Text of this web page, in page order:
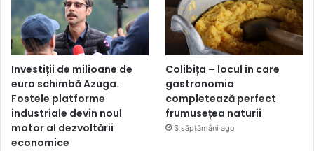
Investiții de milioane de
euro schimbă Azuga.
Fostele platforme
industriale devin noul
motor al dezvoltării
economice
Colibița – locul în care
gastronomia
completează perfect
frumusețea naturii
3 săptămâni ago